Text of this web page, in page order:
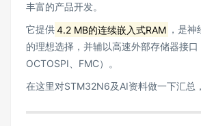
丰富的产品开发。
它提供4.2 MB的连续嵌入式RAM ，是
的理想选择，并辅以高速外部存储器接口
OCTOSPI、FMC）。
在这里对STM32N6及AI资料做一下汇总